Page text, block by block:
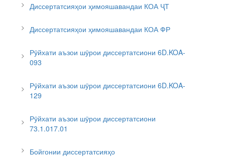
Диссертатсияҳои ҳимояшавандаи КОА ҶТ
Диссертатсияҳои ҳимояшавандаи КОА ФР
Рӯйхати аъзои шӯрои диссертатсиони 6D.KOA-
093
Рӯйхати аъзои шӯрои диссертатсиони 6D.KOA-
129
Рӯйхати аъзои шӯрои диссертатсиони
73.1.017.01
Бойгонии диссертатсияҳо